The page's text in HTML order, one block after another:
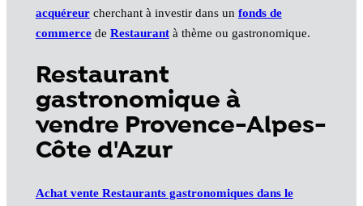
acquéreurcherchant à investir dans un fonds de
commercede Restaurantà thème ou gastronomique.
Restaurant
gastronomique à
vendre Provence-Alpes-
Côte d'Azur
Achat vente Restaurants gastronomiques dans le